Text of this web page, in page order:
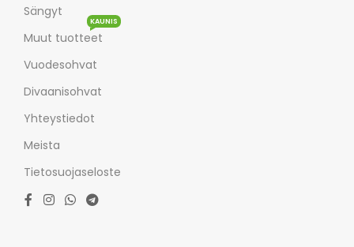
Sängyt
Muut tuotteet
KAUNIS
Vuodesohvat
Divaanisohvat
Yhteystiedot
Meista
Tietosuojaseloste